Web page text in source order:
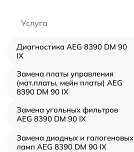
Услуга
Диагностика AEG 8390 DM 90
IX
Замена платы управления
(мат.платы, мейн платы) AEG
8390 DM 90 IX
Замена угольных фильтров
AEG 8390 DM 90 IX
Замена диодных и галогеновых
ламп AEG 8390 DM 90 IX